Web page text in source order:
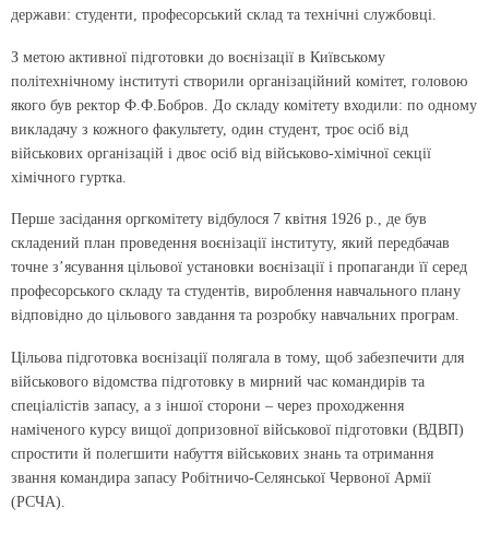
держави: студенти, професорський склад та технічні службовці.
З метою активної підготовки до воєнізації в Київському
політехнічному інституті створили організаційний комітет, головою
якого був ректор Ф.Ф.Бобров. До складу комітету входили: по одному
викладачу з кожного факультету, один студент, троє осіб від
військових організацій і двоє осіб від військово-хімічної секції
хімічного гуртка.
Перше засідання оргкомітету відбулося 7 квітня 1926 р., де був
складений план проведення воєнізації інституту, який передбачав
точне з’ясування цільової установки воєнізації і пропаганди її серед
професорського складу та студентів, вироблення навчального плану
відповідно до цільового завдання та розробку навчальних програм.
Цільова підготовка воєнізації полягала в тому, щоб забезпечити для
військового відомства підготовку в мирний час командирів та
спеціалістів запасу, а з іншої сторони – через проходження
наміченого курсу вищої допризовної військової підготовки (ВДВП)
спростити й полегшити набуття військових знань та отримання
звання командира запасу Робітничо-Селянської Червоної Армії
(РСЧА).